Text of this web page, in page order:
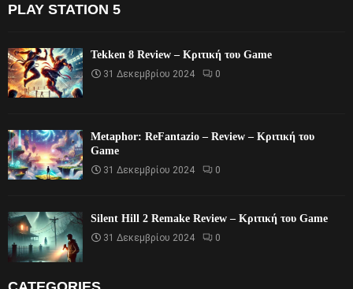
PLAY STATION 5
Tekken 8 Review – Κριτική του Game
31 Δεκεμβρίου 2024 0
Metaphor: ReFantazio – Review – Κριτική του
Game
31 Δεκεμβρίου 2024 0
Silent Hill 2 Remake Review – Κριτική του Game
31 Δεκεμβρίου 2024 0